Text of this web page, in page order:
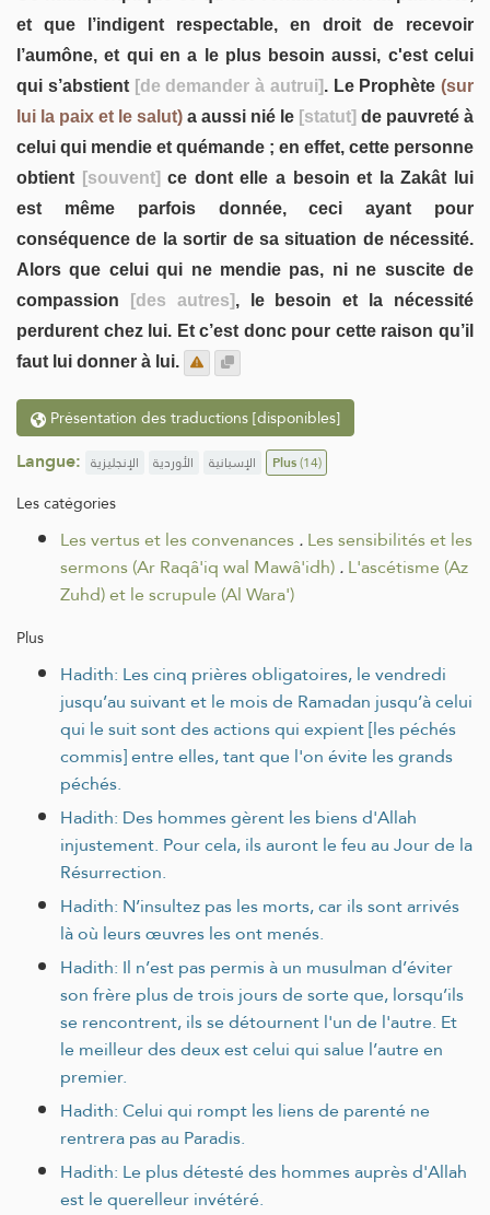
et que l’indigent respectable, en droit de recevoir
l’aumône, et qui en a le plus besoin aussi, c'est celui
qui s’abstient [de demander à autrui]. Le Prophète (sur
lui la paix et le salut) a aussi nié le [statut] de pauvreté à
celui qui mendie et quémande ; en effet, cette personne
obtient [souvent] ce dont elle a besoin et la Zakât lui
est même parfois donnée, ceci ayant pour
conséquence de la sortir de sa situation de nécessité.
Alors que celui qui ne mendie pas, ni ne suscite de
compassion
[des autres], le besoin et la nécessité
perdurent chez lui. Et c’est donc pour cette raison qu’il
faut lui donner à lui.
Présentation des traductions [disponibles]
Langue: الإنجليزية الأوردية الإسبانية Plus(14)
Les catégories
Les vertus et les convenances.Les sensibilités et les
sermons (Ar Raqâ'iq wal Mawâ'idh).L'ascétisme (Az
Zuhd) et le scrupule (Al Wara')
Plus
Hadith: Les cinq prières obligatoires, le vendredi
jusqu’au suivant et le mois de Ramadan jusqu’à celui
qui le suit sont des actions qui expient [les péchés
commis] entre elles, tant que l'on évite les grands
péchés.
Hadith: Des hommes gèrent les biens d'Allah
injustement. Pour cela, ils auront le feu au Jour de la
Résurrection.
Hadith: N’insultez pas les morts, car ils sont arrivés
là où leurs œuvres les ont menés.
Hadith: Il n’est pas permis à un musulman d’éviter
son frère plus de trois jours de sorte que, lorsqu’ils
se rencontrent, ils se détournent l'un de l'autre. Et
le meilleur des deux est celui qui salue l’autre en
premier.
Hadith: Celui qui rompt les liens de parenté ne
rentrera pas au Paradis.
Hadith: Le plus détesté des hommes auprès d'Allah
est le querelleur invétéré.